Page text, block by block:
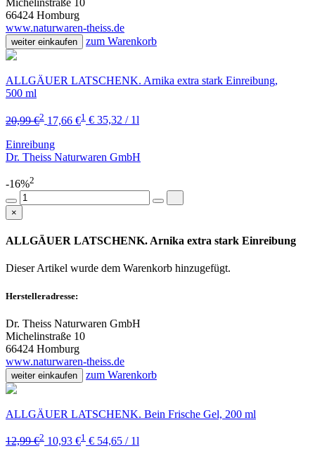
Michelinstraße 10
66424 Homburg
www.naturwaren-theiss.de
weiter einkaufen zum Warenkorb
ALLGÄUER LATSCHENK. Arnika extra stark Einreibung,
500 ml
20,99 €2 17,66 €1 € 35,32 / 1l
Einreibung
Dr. Theiss Naturwaren GmbH
-16%2
×
ALLGÄUER LATSCHENK. Arnika extra stark Einreibung
Dieser Artikel wurde dem Warenkorb hinzugefügt.
Herstelleradresse:
Dr. Theiss Naturwaren GmbH
Michelinstraße 10
66424 Homburg
www.naturwaren-theiss.de
weiter einkaufen zum Warenkorb
ALLGÄUER LATSCHENK. Bein Frische Gel, 200 ml
12,99 €2 10,93 €1 € 54,65 / 1l